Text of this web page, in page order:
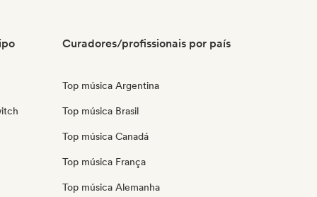
Curadores/profissionais por país
Top música Argentina
Top música Brasil
Top música Canadá
Top música França
Top música Alemanha